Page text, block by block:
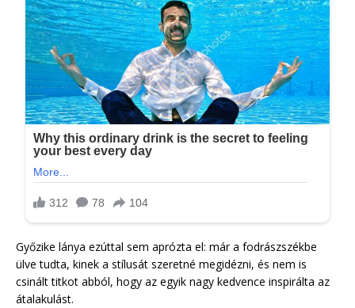
Győzike lánya ezúttal sem aprózta el: már a fodrászszékbe
ülve tudta, kinek a stílusát szeretné megidézni, és nem is
csinált titkot abból, hogy az egyik nagy kedvence inspirálta az
átalakulást.